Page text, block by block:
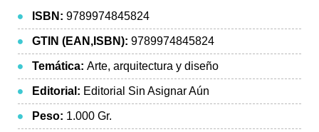
ISBN: 9789974845824
GTIN (EAN,ISBN): 9789974845824
Temática: Arte, arquitectura y diseño
Editorial: Editorial Sin Asignar Aún
Peso: 1.000 Gr.